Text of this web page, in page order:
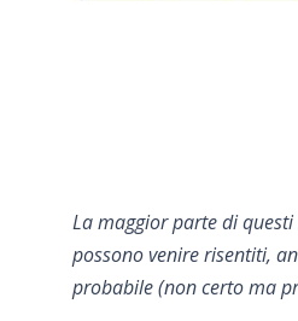
La maggior parte di
possono venire risentiti,
probabile (non certo ma